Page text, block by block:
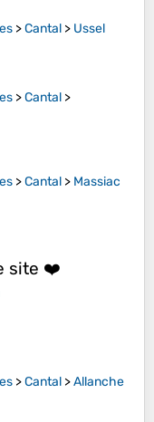
>Cantal > Ussel
>Cantal >
>Cantal > Massiac
site ❤️
>Cantal >Allanche